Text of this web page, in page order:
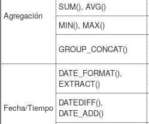
Agregación
SUM(), AVG()
MIN(), MAX()
GROUP_CONCAT()
Fecha/Tiempo
DATE_FORMAT(),
EXTRACT()
DATEDIFF(),
DATE_ADD()